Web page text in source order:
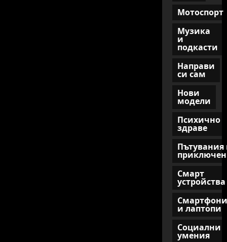
Мотоспорт
Музика
и
подкасти
Направи
си сам
Нови
модели
Психично
здраве
Пътувания
Смарт
устройства
Смартфони
и лаптопи
Социални
умения